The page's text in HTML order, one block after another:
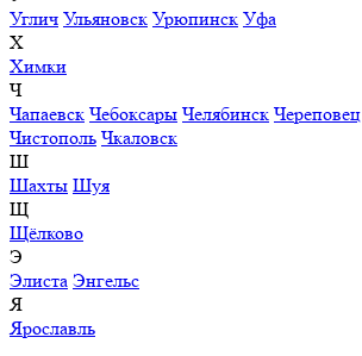
Углич Ульяновск Урюпинск Уфа
Х
Химки
Ч
Чапаевск Чебоксары Челябинск Череповец
Чистополь Чкаловск
Ш
Шахты Шуя
Щ
Щёлково
Э
Элиста Энгельс
Я
Ярославль